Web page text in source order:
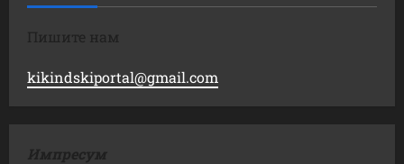
Пишите нам
kikindskiportal@gmail.com
Импресум